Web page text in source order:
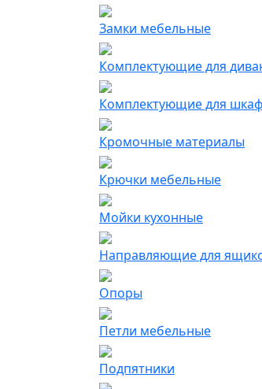
Замки мебельные
Комплектующие для
Комплектующие для
Кромочные материалы
Крючки мебельные
Мойки кухонные
Направляющие для
Опоры
Петли мебельные
Подпятники